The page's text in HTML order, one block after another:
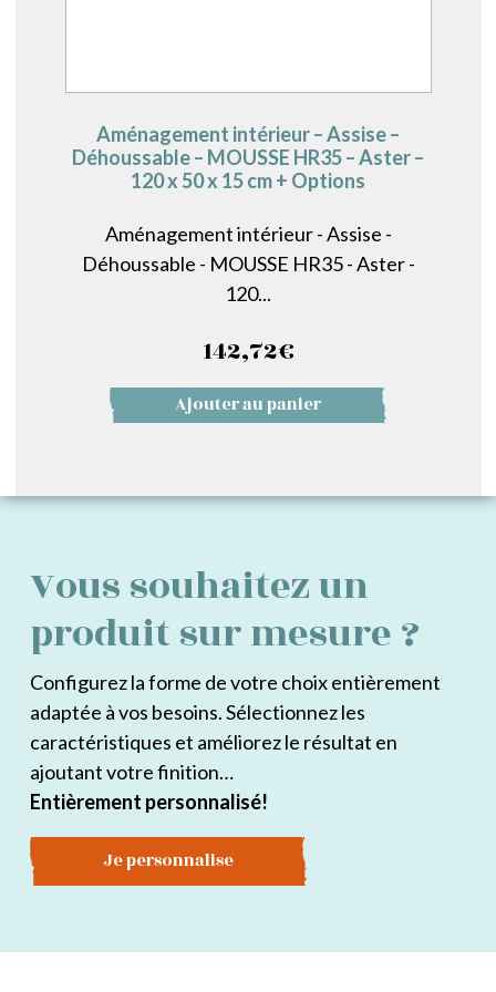
Aménagement intérieur – Assise –
Déhoussable – MOUSSE HR35 – Aster –
120 x 50 x 15 cm + Options
Aménagement intérieur - Assise -
Déhoussable - MOUSSE HR35 - Aster -
120...
142,72€
Ajouter au panier
Vous souhaitez un
produit sur mesure ?
Configurez la forme de votre choix entièrement
adaptée à vos besoins. Sélectionnez les
caractéristiques et améliorez le résultat en
ajoutant votre finition…
Entièrement personnalisé!
Je personnalise